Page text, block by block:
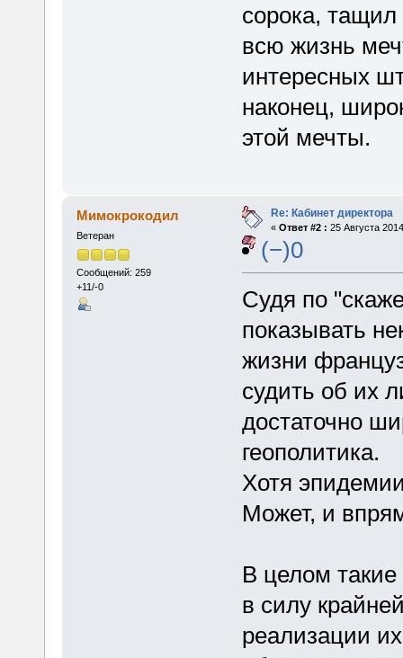
сорока, тащил
всю жизнь
интересных
наконец,
этой мечты.
Мимокрокодил
Ветеран
Сообщений: 259
+11/-0
Re: Кабинет директора
« Ответ #2 : 25 Августа
(−)0
Судя по
показывать
жизни
судить об их
достаточно
геополитика.
Хотя
Может, и
В целом
в силу
реализации